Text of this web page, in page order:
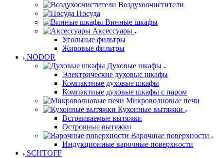
Воздухоочистители
Посуда
Винные шкафы
Аксессуары
Угольные фильтры
Жировые фильтры
NODOR
Духовые шкафы
Электрические духовые шкафы
Компактные духовые шкафы
Компактные духовые шкафы с паром
Микроволновые печи
Кухонные вытяжки
Встраиваемые вытяжки
Островные вытяжки
Варочные поверхности
Индукционные варочные поверхности
SCHTOFF